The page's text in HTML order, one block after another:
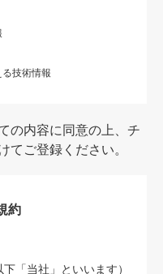
技術情報
の内容に同意の上、チ
ご登録ください。
約
「当社」といいます）